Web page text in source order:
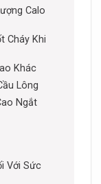
Calo
Cháy Khi
Khác
Lông
Ngắt
Với Sức